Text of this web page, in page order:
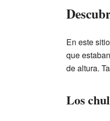
En este
que
de altura.
Los